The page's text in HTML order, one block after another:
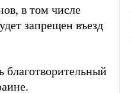
в том числе
запрещен въезд
благотворительный